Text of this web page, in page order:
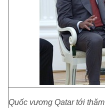
Quốc vương Qatar tới